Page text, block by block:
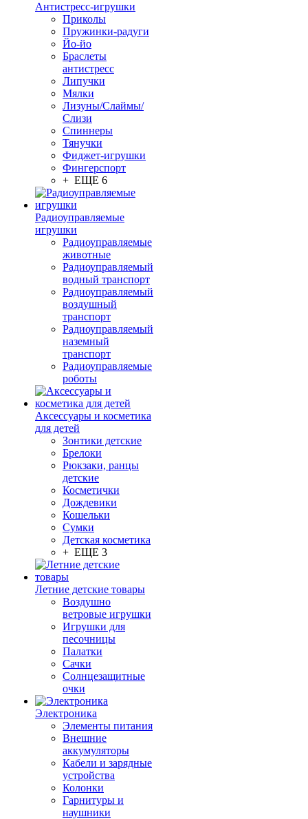
Антистресс-игрушки
Приколы
Пружинки-радуги
Йо-йо
Браслеты
антистресс
Липучки
Мялки
Лизуны/Слаймы/
Слизи
Спиннеры
Тянучки
Фиджет-игрушки
Фингерспорт
+ ЕЩЕ 6
Радиоуправляемые
игрушки
Радиоуправляемые
животные
Радиоуправляемый
водный транспорт
Радиоуправляемый
воздушный
транспорт
Радиоуправляемый
наземный
транспорт
Радиоуправляемые
роботы
Аксессуары и косметика
для детей
Зонтики детские
Брелоки
Рюкзаки, ранцы
детские
Косметички
Дождевики
Кошельки
Сумки
Детская косметика
+ ЕЩЕ 3
Летние детские товары
Воздушно
ветровые игрушки
Игрушки для
песочницы
Палатки
Сачки
Солнцезащитные
очки
Электроника
Элементы питания
Внешние
аккумуляторы
Кабели и зарядные
устройства
Колонки
Гарнитуры и
наушники